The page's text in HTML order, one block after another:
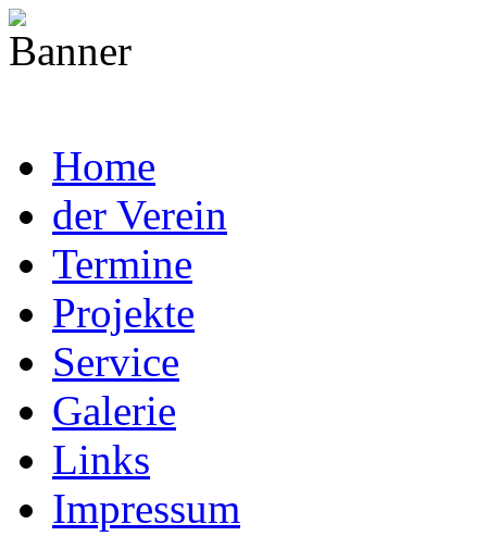
Home
der Verein
Termine
Projekte
Service
Galerie
Links
Impressum